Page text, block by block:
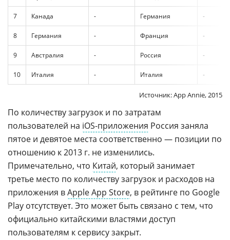
7 Канада - Германия -
8 Германия - Франция -
9 Австралия - Россия -
10 Италия - Италия -
Источник: App Annie, 2015
По количеству загрузок и по затратам
пользователей на iOS-приложения Россия заняла
пятое и девятое места соответственно — позиции по
отношению к 2013 г. не изменились.
Примечательно, что Китай, который занимает
третье место по количеству загрузок и расходов на
приложения вApple App Store, в рейтинге по Google
Play отсутствует. Это может быть связано с тем, что
официально китайскими властями доступ
пользователям к сервису закрыт.